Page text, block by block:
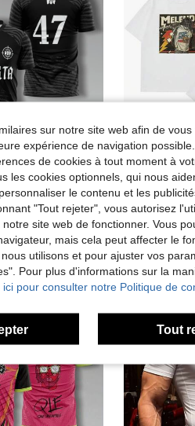
KOVSEE Maillot de boxe noir OMERTA pour hommes - Tissu respirant et séchage rapide, taille 47. Édition fan, Top d'entraînement convenant pour le football, le fitness et le port décontracté. Sport d'été
de Hauts de sport pour hommes
Entrepôt UE
12,20€
sur notre site web afin de
expérience de navigation
de cookies à tout moment à
les cookies optionnels, qui nous
le contenu et les
"Tout rejeter", vous autorisez
site web de fonctionner. Vous
mais cela peut affecter le
utilisons et pour ajuster vos
Pour plus d'informations sur la
ici pour consulter notre Politique de
Tout